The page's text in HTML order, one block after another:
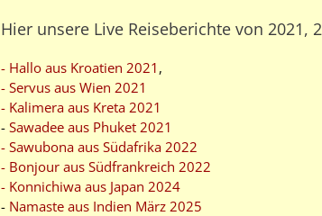
Hier unsere Live Reiseberichte von 2021,
- Hallo aus Kroatien 2021 ,
- Servus aus Wien 2021
- Kalimera aus Kreta 2021
- Sawadee aus Phuket 2021
- Sawubona aus Südafrika 2022
- Bonjour aus Südfrankreich 2022
- Konnichiwa aus Japan 2024
- Namaste aus Indien März 2025